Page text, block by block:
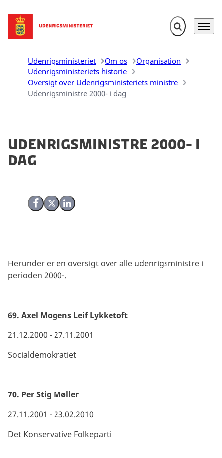
Gå til forsiden Fold søgefelt
Menu
Udenrigsministeriet Om os
Organisation
Udenrigsministeriets historie
Oversigt over Udenrigsministeriets ministre
Udenrigsministre 2000- i dag
Udenrigsministre 2000- i
dag
Del på Facebook
Del på X (Twitter)
Del på LinkedIn
Herunder er en oversigt over alle udenrigsministre i
perioden 2000-.
69. Axel Mogens Leif Lykketoft
21.12.2000 - 27.11.2001
Socialdemokratiet
70. Per Stig Møller
27.11.2001 - 23.02.2010
Det Konservative Folkeparti